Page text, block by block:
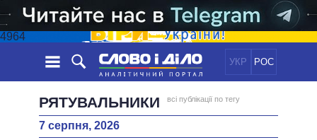
4964
УКР РОС
НОВИНИ
СТРІЧКА
РЯТУВАЛЬНИКИ всі публікації по тегу
7 серпня, 2026